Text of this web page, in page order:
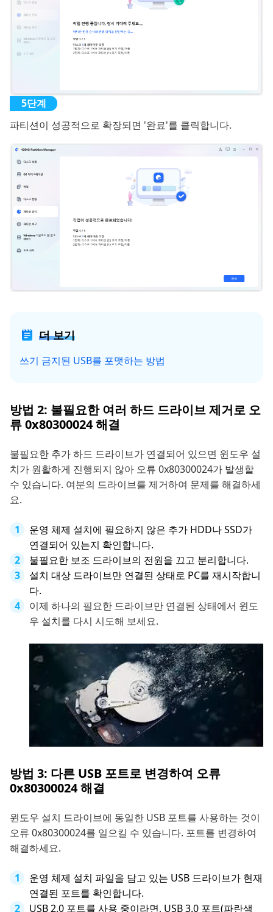
파티션이 성공적으로 확장되면 '완료'를 클릭합니다.
더 보기
쓰기 금지된 USB를 포맷하는 방법
방법 2: 불필요한 여러 하드 드라이브 제거로 오
류 0x80300024 해결
불필요한 추가 하드 드라이브가 연결되어 있으면 윈도우 설
치가 원활하게 진행되지 않아 오류 0x80300024가 발생할
수 있습니다. 여분의 드라이브를 제거하여 문제를 해결하세
요.
운영 체제 설치에 필요하지 않은 추가 HDD나 SSD가
연결되어 있는지 확인합니다.
불필요한 보조 드라이브의 전원을 끄고 분리합니다.
설치 대상 드라이브만 연결된 상태로 PC를 재시작합니
다.
이제 하나의 필요한 드라이브만 연결된 상태에서 윈도
우 설치를 다시 시도해 보세요.
방법 3: 다른 USB 포트로 변경하여 오류
0x80300024 해결
윈도우 설치 드라이브에 동일한 USB 포트를 사용하는 것이
오류 0x80300024를 일으킬 수 있습니다. 포트를 변경하여
해결하세요.
운영 체제 설치 파일을 담고 있는 USB 드라이브가 현재
연결된 포트를 확인합니다.
USB 2.0 포트를 사용 중이라면, USB 3.0 포트(파란색